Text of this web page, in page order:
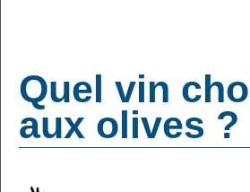
Quel vin
aux olives ?